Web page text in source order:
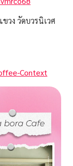
วง วัดบวรนิเวศ
Context